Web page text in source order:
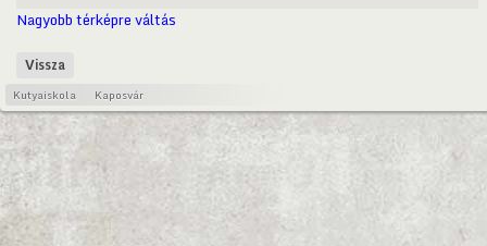
Nagyobb térképre váltás
Vissza
Kutyaiskola Kaposvár